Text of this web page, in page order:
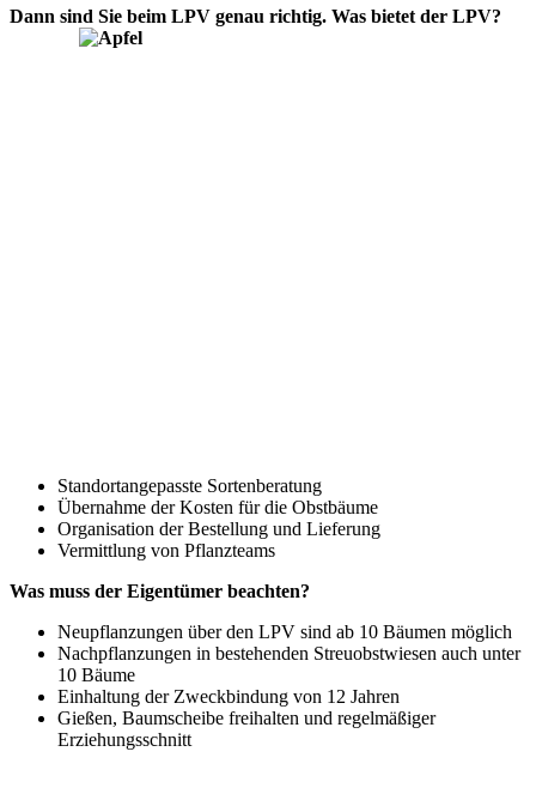
Dann sind Sie beim LPV genau richtig. Was bietet der LPV?
Standortangepasste Sortenberatung
Übernahme der Kosten für die Obstbäume
Organisation der Bestellung und Lieferung
Vermittlung von Pflanzteams
Was muss der Eigentümer beachten?
Neupflanzungen über den LPV sind ab 10 Bäumen möglich
Nachpflanzungen in bestehenden Streuobstwiesen auch unter
10 Bäume
Einhaltung der Zweckbindung von 12 Jahren
Gießen, Baumscheibe freihalten und regelmäßiger
Erziehungsschnitt